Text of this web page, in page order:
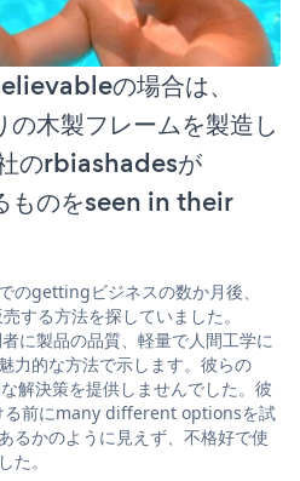
の場合は、
木製フレームを製造し
のrbiashadesが
ものをseen in their
のgettingビジネスの数か月後、
する方法を探していました。
製品の品質、軽量で人間工学に
力的な方法で示します。彼らの
解決策を提供しませんでした。彼
る前にmany different optionsを試
るかのように見えず、不格好で使
た。